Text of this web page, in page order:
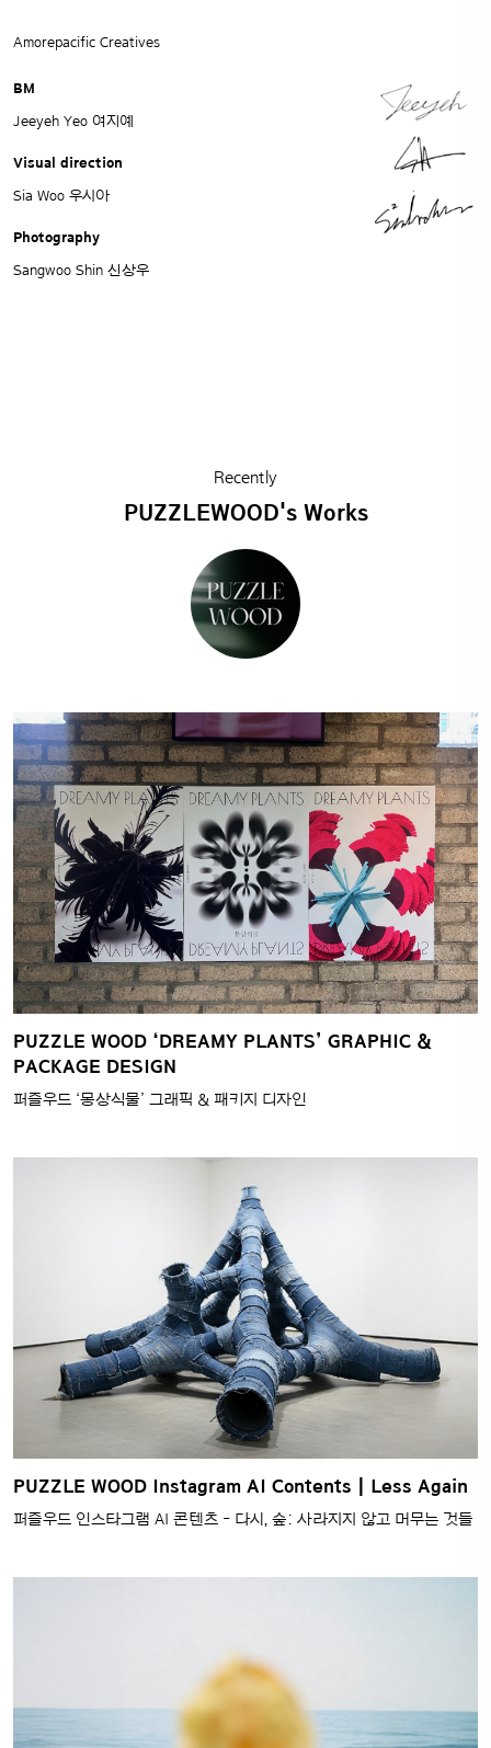
Amorepacific Creatives
BM
Jeeyeh Yeo 여지예
Visual direction
Sia Woo 우시아
Photography
Sangwoo Shin 신상우
Recently
PUZZLEWOOD's Works
PUZZLE WOOD ‘DREAMY PLANTS’ GRAPHIC &
PACKAGE DESIGN
퍼즐우드 ‘몽상식물’ 그래픽 & 패키지 디자인
PUZZLE WOOD Instagram AI Contents | Less Again
퍼즐우드 인스타그램 AI 콘텐츠 - 다시, 숲: 사라지지 않고 머무는 것들